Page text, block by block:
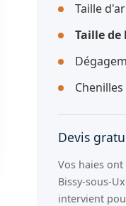
Taille
Taille de
Devis
Vos haies
Bissy-sous-
intervient